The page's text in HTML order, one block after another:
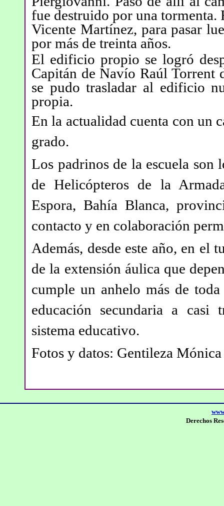
fue destruido por una
Vicente Martínez, para pasar
por más de treinta años.
El edificio propio se logró
Capitán de Navío Raúl Torrent
se pudo trasladar al edificio
propia.
En la actualidad cuenta con un
grado.
Los padrinos de la escuela son
de Helicópteros de la
Espora, Bahía Blanca,
contacto y en colaboración
Además, desde este año, en el
de la extensión áulica que
cumple un anhelo más de
educación secundaria a casi
sistema educativo.
Fotos y datos: Gentileza Mónica
Derechos